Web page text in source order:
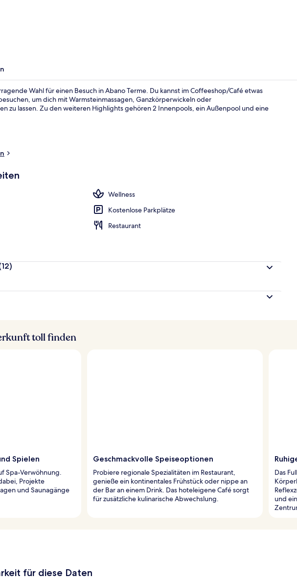
Wahl für einen Besuch in Abano Terme. Du kannst im Coffeeshop/Café etwas
um dich mit Warmsteinmassagen, Ganzkörperwickeln oder
zu lassen. Zu den weiteren Highlights gehören 2 Innenpools, ein Außenpool und eine
Wellness
Kostenlose Parkplätze
Restaurant
toll finden
Spielen
Spa-Verwöhnung.
Projekte
und Saunagänge
Geschmackvolle Speiseoptionen
Probiere regionale Spezialitäten im Restaurant,
genieße ein kontinentales Frühstück oder nippe an
der Bar an einem Drink. Das hoteleigene Café sorgt
für zusätzliche kulinarische Abwechslung.
Das
und
für diese Daten